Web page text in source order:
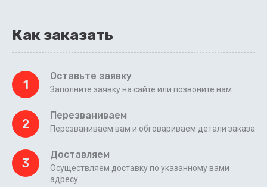
Как заказать
1
Оставьте заявку
Заполните заявку на сайте или позвоните нам
2
Перезваниваем
Перезваниваем вам и обговариваем детали заказа
3
Доставляем
Осуществляем доставку по указанному вами
адресу